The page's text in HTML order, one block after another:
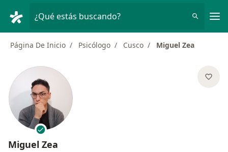
¿Qué estás buscando?
Página De Inicio Psicólogo Cusco Miguel Zea
Miguel Zea